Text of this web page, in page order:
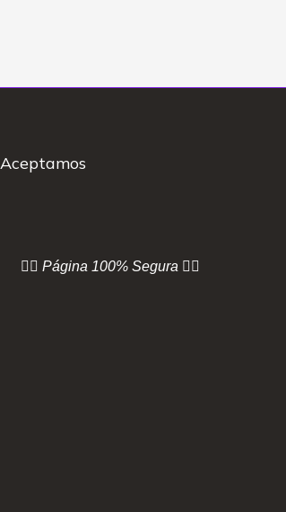
Aceptamos
👇🏻 Página 100% Segura 👇🏻